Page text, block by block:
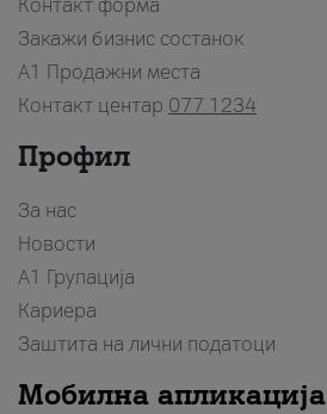
Контакт форма
Закажи бизнис состанок
A1 Продажни места
Контакт центар 077 1234
Профил
За нас
Новости
А1 Групација
Кариера
Заштита на лични податоци
Мобилна апликација